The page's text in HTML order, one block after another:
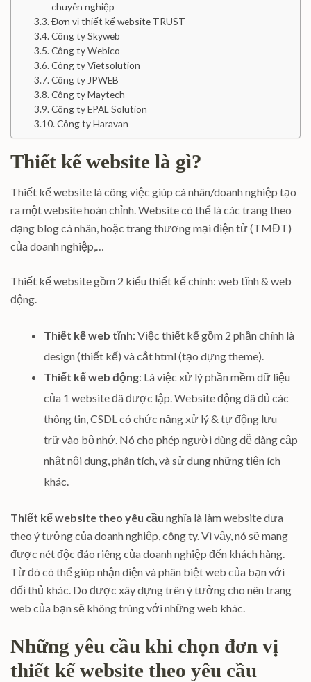
chuyên nghiệp
Đơn vị thiết kế website TRUST
Công ty Skyweb
Công ty Webico
Công ty Vietsolution
Công ty JPWEB
Công ty Maytech
Công ty EPAL Solution
Công ty Haravan
Thiết kế website là gì?
Thiết kế website là công việc giúp cá nhân/doanh nghiệp tạo
ra một website hoàn chỉnh. Website có thể là các trang theo
dạng blog cá nhân, hoặc trang thương mại điện tử (TMĐT)
của doanh nghiệp,…
Thiết kế website gồm 2 kiểu thiết kế chính: web tĩnh & web
động.
Thiết kế web tĩnh: Việc thiết kếgồm 2 phần chính là
design (thiết kế) và cắt html (tạo dựng theme).
Thiết kế web động: Làviệc xử lý phần mềm dữ liệu
của 1 website đã được lập. Website động đã đủ các
thông tin, CSDL có chức năng xử lý & tự động lưu
trữ vào bộ nhớ. Nó cho phép người dùng dễ dàng cập
nhật nội dung, phân tích, và sử dụng những tiện ích
khác.
Thiết kế website theo yêu cầu nghĩa là làm website dựa
theo ý tưởng của doanh nghiệp, công ty. Vì vậy, nó sẽ mang
được nét độc đáo riêng của doanh nghiệp đến khách hàng.
Từ đó có thể giúp nhận diện và phân biệt web của bạn với
đối thủ khác. Do được xây dựng trên ý tưởng cho nên trang
web của bạn sẽ không trùng với những web khác.
Những yêu cầu khi chọn đơn vị
thiết kế website theo yêu cầu